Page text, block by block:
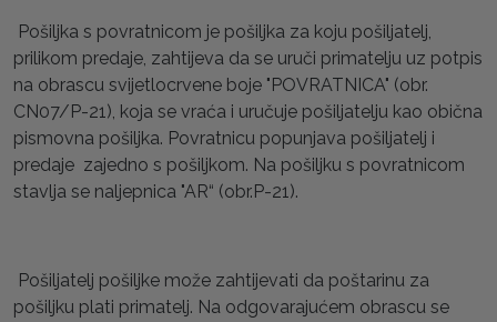
Pošiljka s povratnicom je pošiljka za koju pošiljatelj,
prilikom predaje, zahtijeva da se uruči primatelju uz potpis
na obrascu svijetlocrvene boje "POVRATNICA" (obr.
CN07/P-21), koja se vraća i uručuje pošiljatelju kao obična
pismovna pošiljka. Povratnicu popunjava pošiljatelj i
predaje zajedno s pošiljkom. Na pošiljku s povratnicom
stavlja se naljepnica "AR“ (obr.P-21).
Pošiljatelj pošiljke može zahtijevati da poštarinu za
pošiljku plati primatelj. Na odgovarajućem obrascu se